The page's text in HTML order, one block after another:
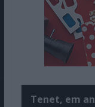
Tenet, em